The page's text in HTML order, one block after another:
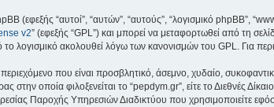
(εφεξής “αυτοί”, “αυτών”, “αυτούς”, “λογισμικό
v2” (εφεξής “GPL”) και μπορεί να μεταφορτωθεί από τη
λογισμικό ακολουθεί λόγω των κανονισμών του GPL. Για
που είναι προσβλητικό, άσεμνο, χυδαίο,
στην οποία φιλοξενείται το “pepdym.gr”, είτε το Διεθνές
Παροχής Υπηρεσιών Διαδικτύου που χρησιμοποιείτε